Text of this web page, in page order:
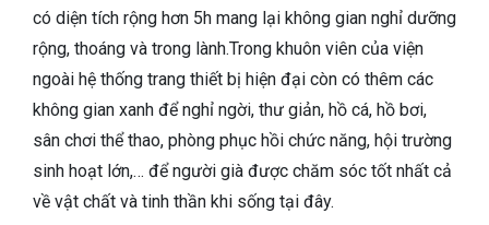
có diện tích rộng hơn 5h mang lại không gian nghỉ dưỡng
rộng, thoáng và trong lành.Trong khuôn viên của viện
ngoài hệ thống trang thiết bị hiện đại còn có thêm các
không gian xanh để nghỉ ngời, thư giản, hồ cá, hồ bơi,
sân chơi thể thao, phòng phục hồi chức năng, hội trường
sinh hoạt lớn,… để người già được chăm sóc tốt nhất cả
về vật chất và tinh thần khi sống tại đây.